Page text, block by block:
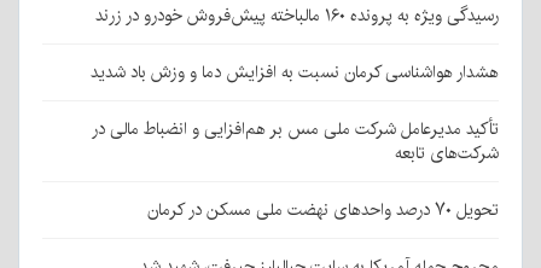
رسیدگی ویژه به پرونده ۱۶۰ مالباخته پیش‌فروش خودرو در زرند
هشدار هواشناسی کرمان نسبت به افزایش دما و وزش باد شدید
تأکید مدیرعامل شرکت ملی مس بر هم‌افزایی و انضباط مالی در
شرکت‌های تابعه
تحویل ۷۰ درصد واحدهای نهضت ملی مسکن در کرمان